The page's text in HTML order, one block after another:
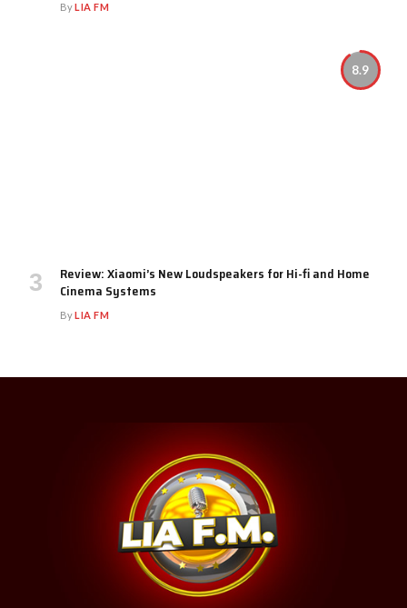
ByLIA FM
8.9
Review: Xiaomi’s New Loudspeakers for Hi-fi and Home
Cinema Systems
ByLIA FM